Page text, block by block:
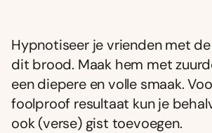
Hypnotiseer je vrienden met
dit brood. Maak hem met
een diepere en volle smaak.
foolproof resultaat kun je
ook (verse) gist toevoegen.